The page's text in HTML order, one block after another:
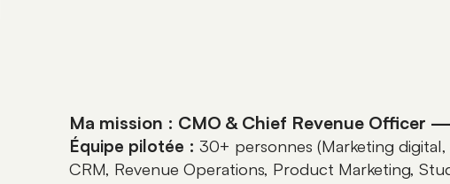
Ma mission : CMO & Chief Revenue Officer
Équipe pilotée : 30+ personnes (Marketing
CRM, Revenue Operations, Product Marketing,